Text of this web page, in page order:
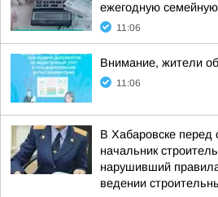
ежегодную
11:06
Внимание, жители
11:06
В Хабаровске перед
начальник
нарушивший
ведении